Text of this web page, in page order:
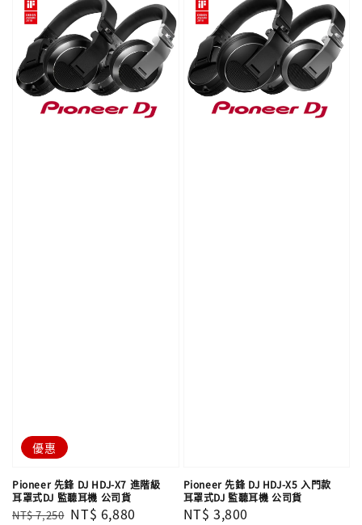
優惠
Pioneer 先鋒 DJ HDJ-X7 進階級
耳罩式DJ 監聽耳機 公司貨
Regular
NT$ 7,250 Sale
NT$ 6,880
Pioneer 先鋒 DJ HDJ-X5 入門款
耳罩式DJ 監聽耳機 公司貨
Regular
NT$ 3,800